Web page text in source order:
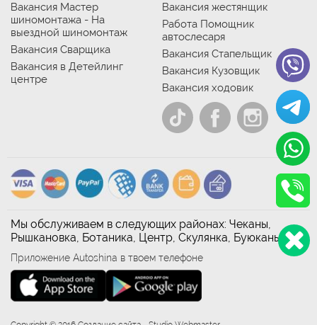
Вакансия Мастер
шиномонтажа - На
выездной шиномонтаж
Вакансия Сварщика
Вакансия в Детейлинг
центре
Вакансия жестянщик
Работа Помощник
автослесаря
Вакансия Стапельщик
Вакансия Кузовщик
Вакансия ходовик
Мы обслуживаем в следующих районах: Чеканы,
Рышкановка, Ботаника, Центр, Скулянка, Буюканы
Приложение Autoshina в твоем телефоне